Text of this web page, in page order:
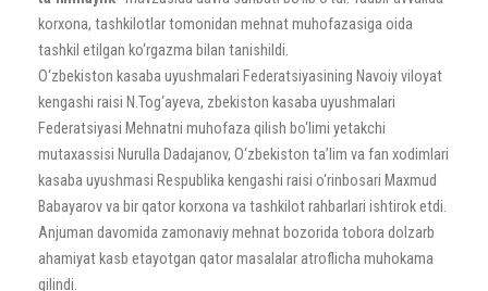
korxona, tashkilotlar tomonidan mehnat muhofazasiga oida
tashkil etilgan ko‘rgazma bilan tanishildi.
O‘zbekiston kasaba uyushmalari Federatsiyasining Navoiy viloyat
kengashi raisi N.Tog‘ayeva, zbekiston kasaba uyushmalari
Federatsiyasi Mehnatni muhofaza qilish bo‘limi yetakchi
mutaxassisi Nurulla Dadajanov, O‘zbekiston ta’lim va fan xodimlari
kasaba uyushmasi Respublika kengashi raisi o‘rinbosari Maxmud
Babayarov va bir qator korxona va tashkilot rahbarlari ishtirok etdi.
Anjuman davomida zamonaviy mehnat bozorida tobora dolzarb
ahamiyat kasb etayotgan qator masalalar atroflicha muhokama
qilindi.